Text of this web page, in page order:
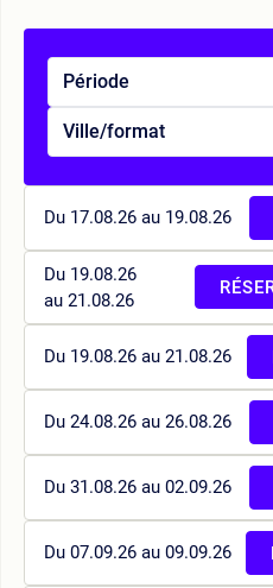
Période
Ville/format
Du 17.08.26 au 19.08.26
Du 19.08.26
au 21.08.26
Du 19.08.26 au 21.08.26
Du 24.08.26 au 26.08.26
Du 31.08.26 au 02.09.26
Du 07.09.26 au 09.09.26